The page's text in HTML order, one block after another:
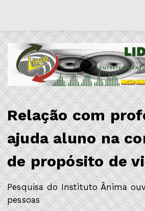
Relação com
ajuda aluno na
de propósito de
Pesquisa do Instituto Ânima
pessoas